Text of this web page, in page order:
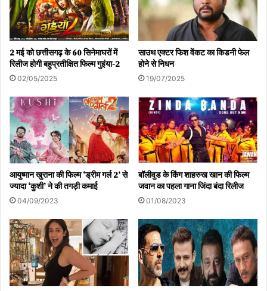
2 मई को छत्तीसगढ़ के 60 सिनेमाघरों में
रिलीज होगी बहुप्रतीक्षित फिल्म गुइंया-2
02/05/2025
साउथ एक्टर फिश वेंकट का किडनी फेल
होने से निधन
19/07/2025
आयुष्मान खुराना की फिल्म ‘ड्रीम गर्ल 2’ से
ज्यादा ‘कुशी’ ने की तगड़ी कमाई
04/09/2023
बॉलीवुड के किंग शाहरुख खान की फिल्म
जवान का पहला गाना जिंदा बंदा रिलीज
01/08/2023